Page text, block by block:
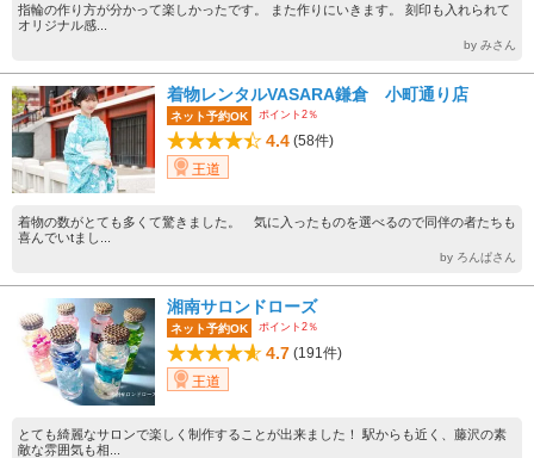
指輪の作り方が分かって楽しかったです。 また作りにいきます。 刻印も入れられて
オリジナル感...
by みさん
着物レンタルVASARA鎌倉 小町通り店
ネット予約OK ポイント2％
4.4 (58件)
王道
着物の数がとても多くて驚きました。 気に入ったものを選べるので同伴の者たちも
喜んでいtまし...
by ろんぱさん
湘南サロンドローズ
ネット予約OK ポイント2％
4.7 (191件)
王道
とても綺麗なサロンで楽しく制作することが出来ました！ 駅からも近く、藤沢の素
敵な雰囲気も相...